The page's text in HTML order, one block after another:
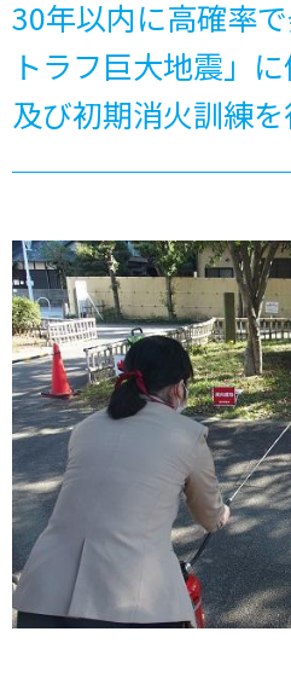
30年以内に高確率
トラフ巨大地震」
及び初期消火訓練を